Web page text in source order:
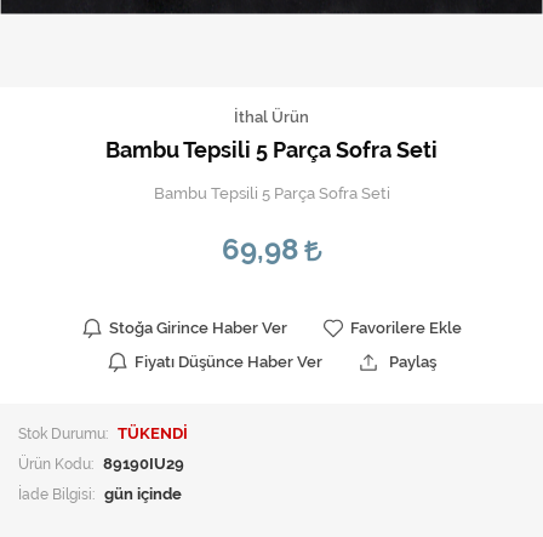
İthal Ürün
Bambu Tepsili 5 Parça Sofra Seti
Bambu Tepsili 5 Parça Sofra Seti
69,98
Stoğa Girince Haber Ver
Favorilere Ekle
Fiyatı Düşünce Haber Ver
Paylaş
Stok Durumu: TÜKENDİ
Ürün Kodu: 89190IU29
İade Bilgisi: